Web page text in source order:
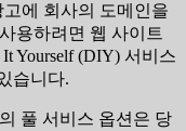
에 회사의 도메인을
용하려면 웹 사이트
Yourself (DIY) 서비스
습니다.
풀 서비스 옵션은 당